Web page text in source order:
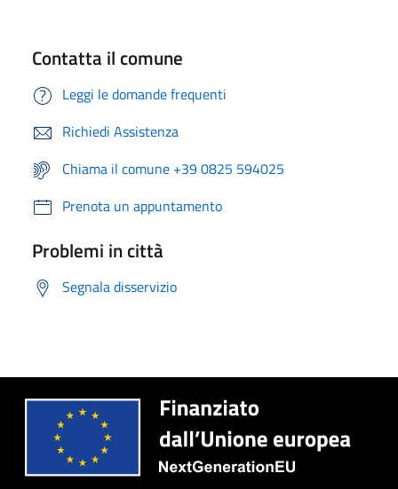
Contatta il comune
Leggi le domande frequenti
Richiedi Assistenza
Chiama il comune +39 0825 594025
Prenota un appuntamento
Problemi in città
Segnala disservizio